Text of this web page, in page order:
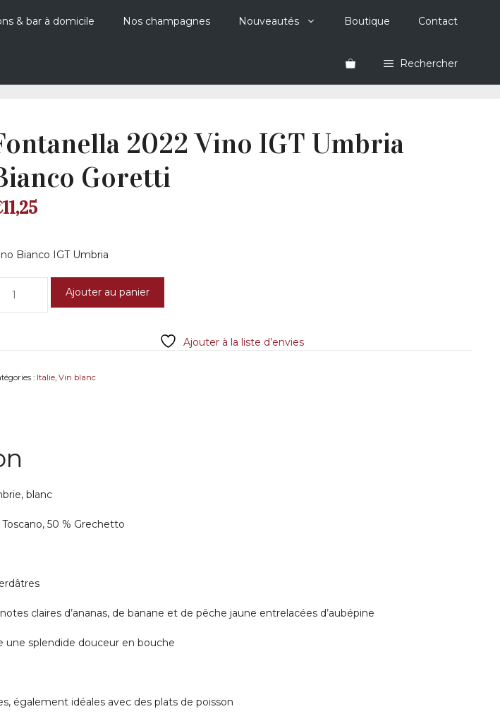
& bar à domicile Nos champagnes Nouveautés Boutique Contact
Rechercher
2022 Vino IGT Umbria
Goretti
11,25
Bianco IGT Umbria
Ajouter au panier
Ajouter à la liste d’envies
: Italie, Vin blanc
blanc
50 % Grechetto
claires d’ananas, de banane et de pêche jaune entrelacées d’aubépine
une splendide douceur en bouche
également idéales avec des plats de poisson